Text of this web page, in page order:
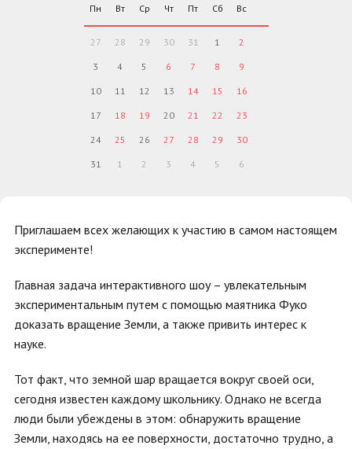
Приглашаем всех желающих к участию в самом настоящем
эксперименте!
Главная задача интерактивного шоу – увлекательным
экспериментальным путем с помощью маятника Фуко
доказать вращение Земли, а также привить интерес к
науке.
Тот факт, что земной шар вращается вокруг своей оси,
сегодня известен каждому школьнику. Однако не всегда
люди были убеждены в этом: обнаружить вращение
Земли, находясь на ее поверхности, достаточно трудно, а
Пн Вт Ср Чт Пт Сб Вс
27 28 29 30 31 1 2
3 4 5 6 7 8 9
10 11 12 13 14 15 16
17 18 19 20 21 22 23
24 25 26 27 28 29 30
31 1 2 3 4 5 6